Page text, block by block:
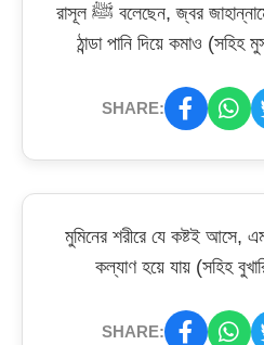
রাসূল ﷺ বলেছেন, জ্বর জাহান্নামের উত্তাপের অংশ, তাই তা
ঠান্ডা পানি দিয়ে কমাও
SHARE:
মুমিনের শরীরে যে কষ্টই আসে,
কল্যাণ হয়ে যায় (সহিহ
SHARE: